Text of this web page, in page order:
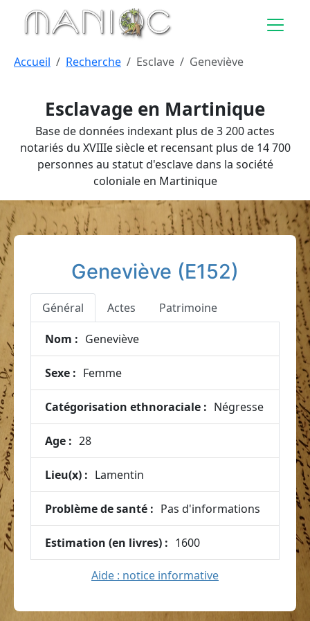
Aller au contenu principal
Esclavage en Martinique
Base de données indexant plus de 3 200 actes
notariés du XVIIIe siècle et recensant plus de 14 700
personnes au statut d'esclave dans la société
coloniale en Martinique
Accueil Recherche Esclave Geneviève
Geneviève (E152)
Général Actes Patrimoine
Nom : Geneviève
Sexe : Femme
Catégorisation ethnoraciale : Négresse
Age : 28
Lieu(x) : Lamentin
Problème de santé : Pas d'informations
Estimation (en livres) : 1600
Aide : notice informative